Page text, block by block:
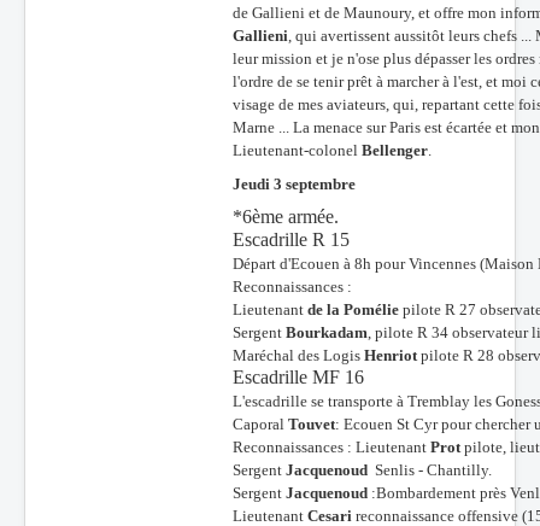
de Gallieni et de Maunoury, et offre mon
Gallieni, qui avertissent aussitôt leurs chefs ...
leur mission et je n'ose plus dépasser les
l'ordre de se tenir prêt à marcher à l'est, et
visage de mes aviateurs, qui, repartant cette
Marne ... La menace sur Paris est écartée et
Lieutenant-colonel Bellenger.
Jeudi 3 septembre
*6ème armée.
Escadrille R 15
Départ d'Ecouen à 8h pour Vincennes (Maison
Reconnaissances :
Lieutenant de la Pomélie pilote R 27
Sergent Bourkadam, pilote R 34 observateur
Maréchal des Logis Henriotpilote R 28
Escadrille MF 16
L'escadrille se transporte à Tremblay les
Caporal Touvet: Ecouen St Cyr pour chercher
Reconnaissances : Lieutenant Protpilote,
Sergent Jacquenoud Senlis - Chantilly.
Sergent Jacquenoud :Bombardement près
Lieutenant Cesari reconnaissance offensive